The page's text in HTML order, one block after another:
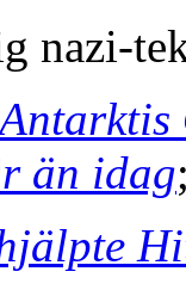
nazi-
än idag